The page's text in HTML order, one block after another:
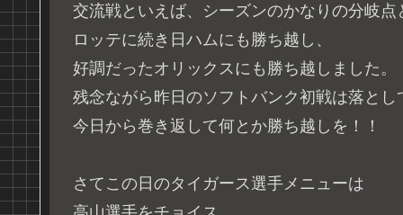
交流戦といえば、シーズンのかなりの分岐点
ロッテに続き日ハムにも勝ち越し、
好調だったオリックスにも勝ち越しました。
残念ながら昨日のソフトバンク初戦は落とし
今日から巻き返して何とか勝ち越しを！！
さてこの日のタイガース選手メニューは